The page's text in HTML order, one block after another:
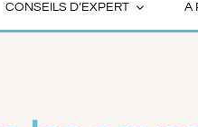
CONSEILS D’EXPERT A